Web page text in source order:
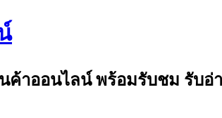
าออนไลน์ พร้อมรับชม รับอ่